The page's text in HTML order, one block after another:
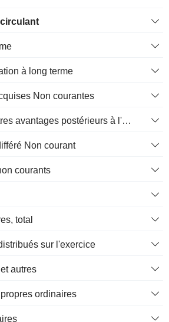
à long terme
Non courantes
Pensions et autres avantages postérieurs à l'emploi
Non courant
courants
total
sur l'exercice
autres
ordinaires